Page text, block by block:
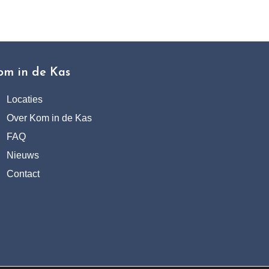
in de Kas
Locaties
Over Kom in de Kas
FAQ
Nieuws
Contact